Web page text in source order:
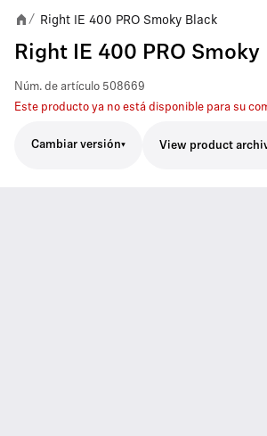
/ Right IE 400 PRO Smoky Black
Right IE 400 PRO
Núm. de artículo 508669
Este producto ya no está disponible para su
Cambiar versión View product